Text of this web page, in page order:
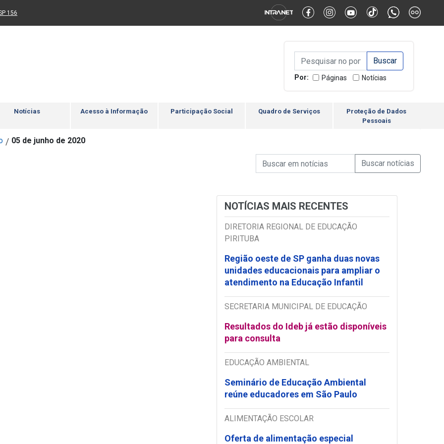
Ir para rodapé Alternar Alto Contraste Alternar Tamanho da Fonte
para um novo sítio)
156
Campo de Busca de
Campo de Busca de informaçõesEnviar a Busca
Por: Páginas Notícias
Notícias Acesso à Informação Participação Social Quadro de Serviços
Proteção de Dados
Pessoais
/ 05 de junho de 2020
Campo de Busca de Notícias
Campo de Busca de informaçõesEnviar a Busca de
NOTÍCIAS MAIS RECENTES
DIRETORIA REGIONAL DE EDUCAÇÃO
PIRITUBA
Região oeste de SP ganha duas novas
unidades educacionais para ampliar o
atendimento na Educação Infantil
SECRETARIA MUNICIPAL DE EDUCAÇÃO
Resultados do Ideb já estão disponíveis
para consulta
EDUCAÇÃO AMBIENTAL
Seminário de Educação Ambiental
reúne educadores em São Paulo
ALIMENTAÇÃO ESCOLAR
Oferta de alimentação especial